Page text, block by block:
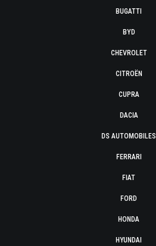
BUGATTI
BYD
CHEVROLET
CITROËN
CUPRA
DACIA
DS AUTOMOBILES
FERRARI
FIAT
FORD
HONDA
HYUNDAI